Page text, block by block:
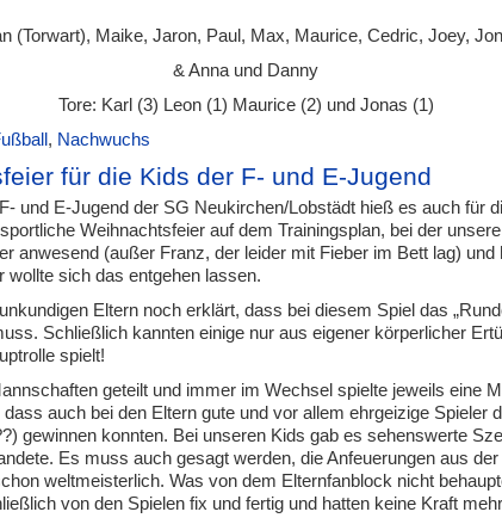
(Torwart), Maike, Jaron, Paul, Max, Maurice, Cedric, Joey,
& Anna und Danny
Tore: Karl (3) Leon (1) Maurice (2) und Jonas (1)
, Nachwuchs
für die Kids der F- und E-Jugend
und E-Jugend der SG Neukirchen/Lobstädt hieß es auch für
Weihnachtsfeier auf dem Trainingsplan, bei der
anwesend (außer Franz, der leider mit Fieber im Bett lag)
wollte sich das entgehen lassen.
Eltern noch erklärt, dass bei diesem Spiel das
Schließlich kannten einige nur aus eigener körperlicher
spielt!
geteilt und immer im Wechsel spielte jeweils eine
auch bei den Eltern gute und vor allem ehrgeizige Spieler
gewinnen konnten. Bei unseren Kids gab es sehenswerte
Es muss auch gesagt werden, die Anfeuerungen aus
weltmeisterlich. Was von dem Elternfanblock nicht
von den Spielen fix und fertig und hatten keine Kraft